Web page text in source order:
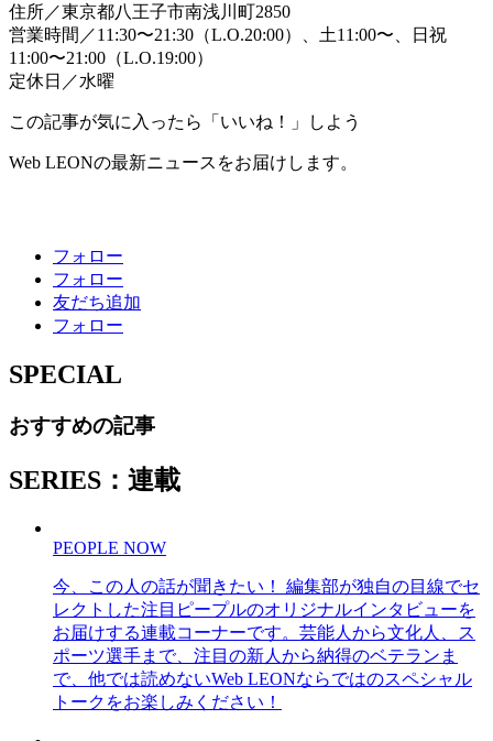
住所／東京都八王子市南浅川町2850
営業時間／11:30〜21:30（L.O.20:00）、土11:00〜、日祝
11:00〜21:00（L.O.19:00）
定休日／水曜
この記事が気に入ったら「いいね！」しよう
Web LEONの最新ニュースをお届けします。
フォロー
フォロー
友だち追加
フォロー
SPECIAL
おすすめの記事
SERIES：連載
PEOPLE NOW
今、この人の話が聞きたい！ 編集部が独自の目線でセ
レクトした注目ピープルのオリジナルインタビューを
お届けする連載コーナーです。芸能人から文化人、ス
ポーツ選手まで、注目の新人から納得のベテランま
で、他では読めないWeb LEONならではのスペシャル
トークをお楽しみください！